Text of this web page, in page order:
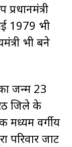
1979 भी
भी बने
जन्म 23
जिले के
वर्गीय
परिवार जाट